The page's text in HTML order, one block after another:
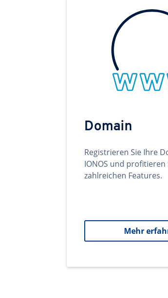
Domain
Registrieren Sie Ihre
IONOS und profitieren
zahlreichen Features.
Mehr